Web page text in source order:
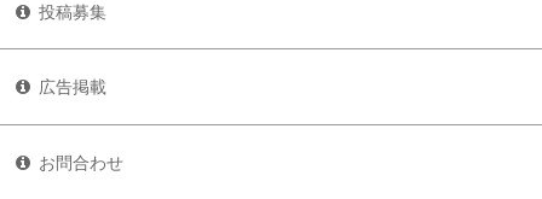
投稿募集
広告掲載
お問合わせ